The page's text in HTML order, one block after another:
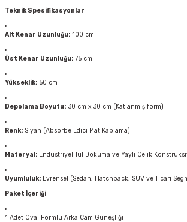
Teknik Spesifikasyonlar
Alt Kenar Uzunluğu: 100 cm
Üst Kenar Uzunluğu: 75 cm
Yükseklik: 50 cm
Depolama Boyutu: 30 cm x 30 cm (Katlanmış form)
Renk: Siyah (Absorbe Edici Mat Kaplama)
Materyal: Endüstriyel Tül Dokuma ve Yaylı Çelik
Uyumluluk: Evrensel (Sedan, Hatchback, SUV ve Ticari
Paket İçeriği
1 Adet Oval Formlu Arka Cam Güneşliği